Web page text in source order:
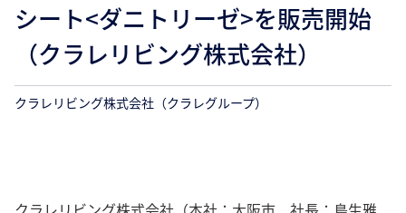
シート<ダニトリーゼ>を販売開始
（クラレリビング株式会社）
クラレリビング株式会社（クラレグループ）